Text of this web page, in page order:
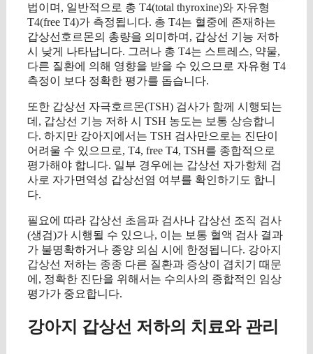
법이며, 일반적으로 총 T4(total thyroxine)와 자유형
T4(free T4)가 측정됩니다. 총 T4는 혈중에 존재하는
갑상선호르몬의 총량을 의미하며, 갑상선 기능 저하
시 낮게 나타납니다. 그러나 총 T4는 스트레스, 약물,
다른 질환에 의해 영향을 받을 수 있으므로 자유형 T4
측정이 보다 정확한 평가를 돕습니다.
또한 갑상선 자극호르몬(TSH) 검사가 함께 시행되는
데, 갑상선 기능 저하 시 TSH 농도는 보통 상승합니
다. 하지만 강아지에서는 TSH 검사만으로는 진단이
어려울 수 있으므로, T4, free T4, TSH를 종합적으로
평가해야 합니다. 일부 경우에는 갑상선 자가항체 검
사로 자가면역성 갑상선염 여부를 확인하기도 합니
다.
필요에 따라 갑상선 초음파 검사나 갑상선 조직 검사
(생검)가 시행될 수 있으나, 이는 보통 혈액 검사 결과
가 불명확하거나 종양 의심 시에 한정됩니다. 강아지
갑상선 저하는 종종 다른 질환과 증상이 겹치기 때문
에, 정확한 진단을 위해서는 수의사의 종합적인 임상
평가가 중요합니다.
강아지 갑상선 저하의 치료와 관리